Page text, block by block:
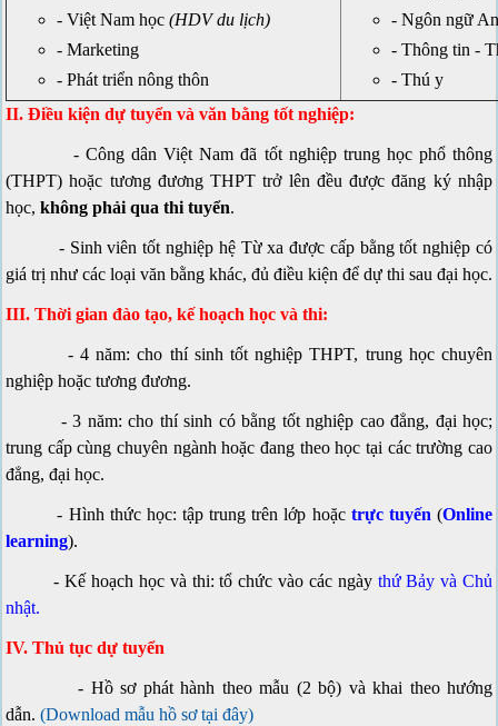
- Việt Nam học (HDV du lịch)
- Marketing
- Phát triển nông thôn
- Ngôn ngữ
- Thông tin -
- Thú y
II. Điều kiện dự tuyển và văn bằng tốt nghiệp:
- Công dân Việt Nam đã tốt nghiệp trung học phổ thông
(THPT) hoặc tương đương THPT trở lên đều được đăng ký nhập
học, không phải qua thi tuyển.
- Sinh viên tốt nghiệp hệ Từ xa được cấp bằng tốt nghiệp có
giá trị như các loại văn bằng khác, đủ điều kiện để dự thi sau đại học.
III. Thời gian đào tạo, kế hoạch học và thi:
- 4 năm: cho thí sinh tốt nghiệp THPT, trung học chuyên
nghiệp hoặc tương đương.
- 3 năm: cho thí sinh có bằng tốt nghiệp cao đẳng, đại học;
trung cấp cùng chuyên ngành hoặc đang theo học tại các trường cao
đẳng, đại học.
- Hình thức học: tập trung trên lớp hoặc trực tuyến (Online
learning).
- Kế hoạch học và thi: tổ chức vào các ngày thứ Bảy và Chủ
nhật.
IV. Thủ tục dự tuyển
- Hồ sơ phát hành theo mẫu (2 bộ) và khai theo hướng
dẫn. (Download mẫu hồ sơ tại đây)